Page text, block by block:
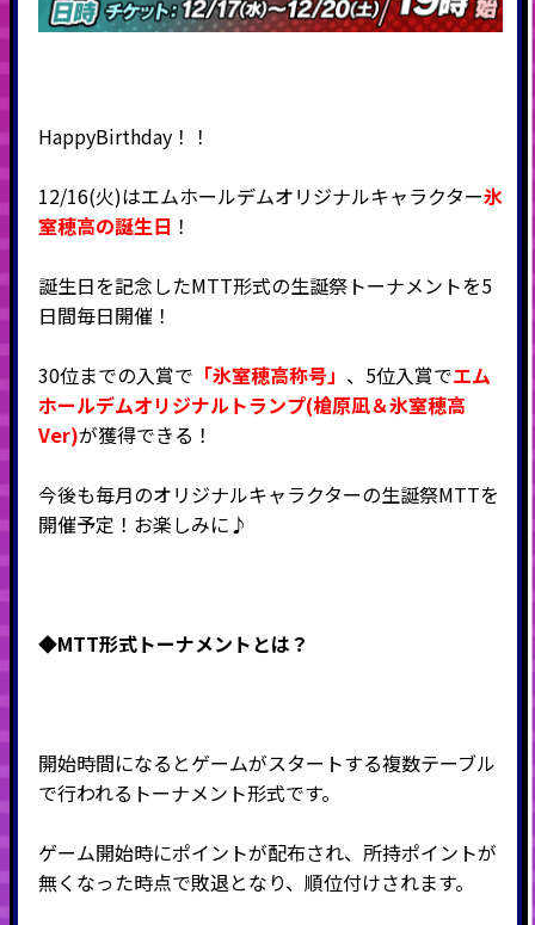
HappyBirthday！！
12/16(火)はエムホールデムオリジナルキャラクター氷
室穂高の誕生日 ！
誕生日を記念したMTT形式の生誕祭トーナメントを5
日間毎日開催！
30位までの入賞で 「氷室穂高称号」 、5位入賞でエム
ホールデムオリジナルトランプ(槍原凪＆氷室穂高
Ver)が獲得できる！
今後も毎月のオリジナルキャラクターの生誕祭MTTを
開催予定！お楽しみに♪
◆MTT形式トーナメントとは？
開始時間になるとゲームがスタートする複数テーブル
で行われるトーナメント形式です。
ゲーム開始時にポイントが配布され、所持ポイントが
無くなった時点で敗退となり、順位付けされます。